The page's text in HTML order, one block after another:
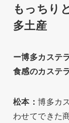
もっちり
多土産
ー博多カステ
食感のカステ
松本：博多カ
わせてできた